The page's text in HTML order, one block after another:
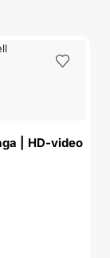
| HD-video